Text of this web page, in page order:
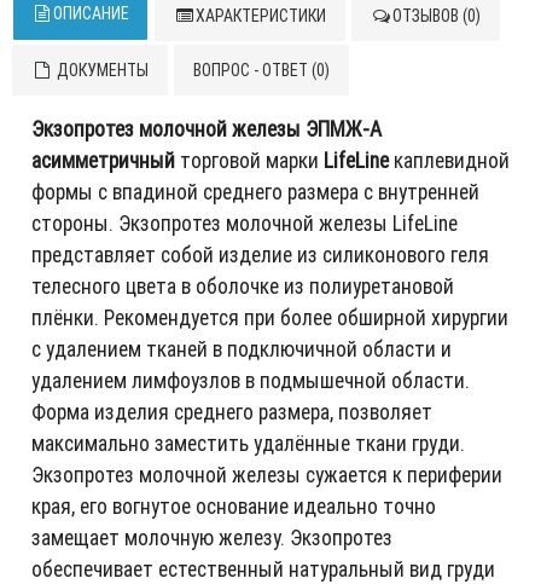
ОПИСАНИЕ ХАРАКТЕРИСТИКИ ОТЗЫВОВ (0)
ДОКУМЕНТЫ ВОПРОС - ОТВЕТ (0)
Экзопротез молочной железы ЭПМЖ-А
асимметричный торговой марки LifeLineкаплевидной
формы с впадиной среднего размера с внутренней
стороны. Экзопротез молочной железы LifeLine
представляет собой изделие из силиконового геля
телесного цвета в оболочке из полиуретановой
плёнки. Рекомендуется при более обширной хирургии
с удалением тканей в подключичной области и
удалением лимфоузлов в подмышечной области.
Форма изделия среднего размера, позволяет
максимально заместить удалённые ткани груди.
Экзопротез молочной железы сужается к периферии
края, его вогнутое основание идеально точно
замещает молочную железу. Экзопротез
обеспечивает естественный натуральный вид груди